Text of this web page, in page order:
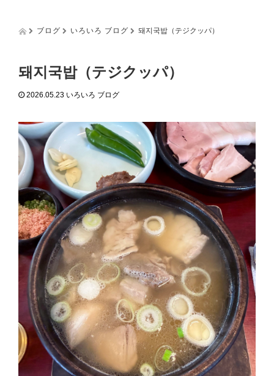
t
i
o
n
ブログ いろいろ ブログ 돼지국밥（テジクッパ）
돼지국밥（テジクッパ）
2026.05.23 いろいろ ブログ